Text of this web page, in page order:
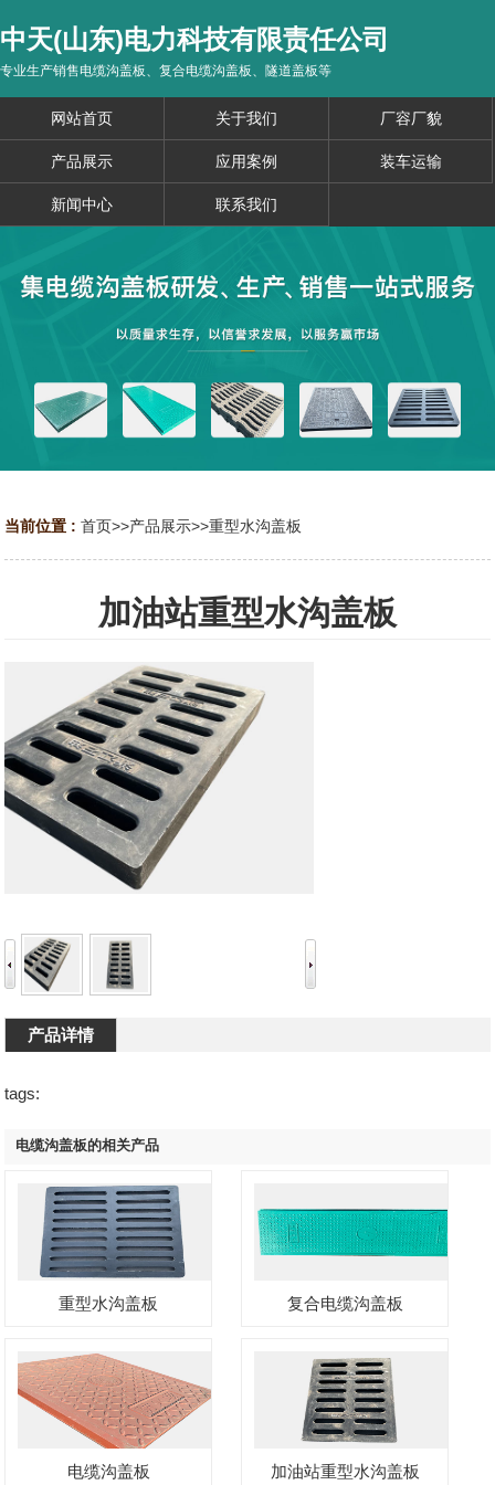
中天(山东)电力科技有限责任公司
专业生产销售电缆沟盖板、复合电缆沟盖板、隧道盖板等
网站首页 关于我们 厂容厂貌
产品展示 应用案例 装车运输
新闻中心 联系我们
当前位置 :首页>>产品展示>>重型水沟盖板
加油站重型水沟盖板
产品详情
tags:
电缆沟盖板的相关产品
重型水沟盖板 复合电缆沟盖板
电缆沟盖板 加油站重型水沟盖板